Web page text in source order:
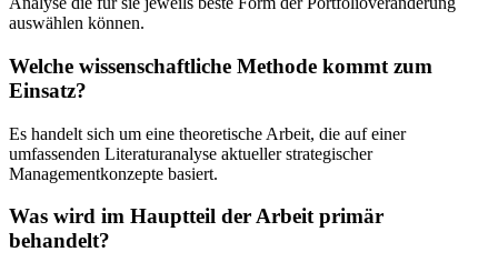
auswählen können.
Welche wissenschaftliche Methode kommt zum
Einsatz?
Es handelt sich um eine theoretische Arbeit, die auf einer
umfassenden Literaturanalyse aktueller strategischer
Managementkonzepte basiert.
Was wird im Hauptteil der Arbeit primär
behandelt?